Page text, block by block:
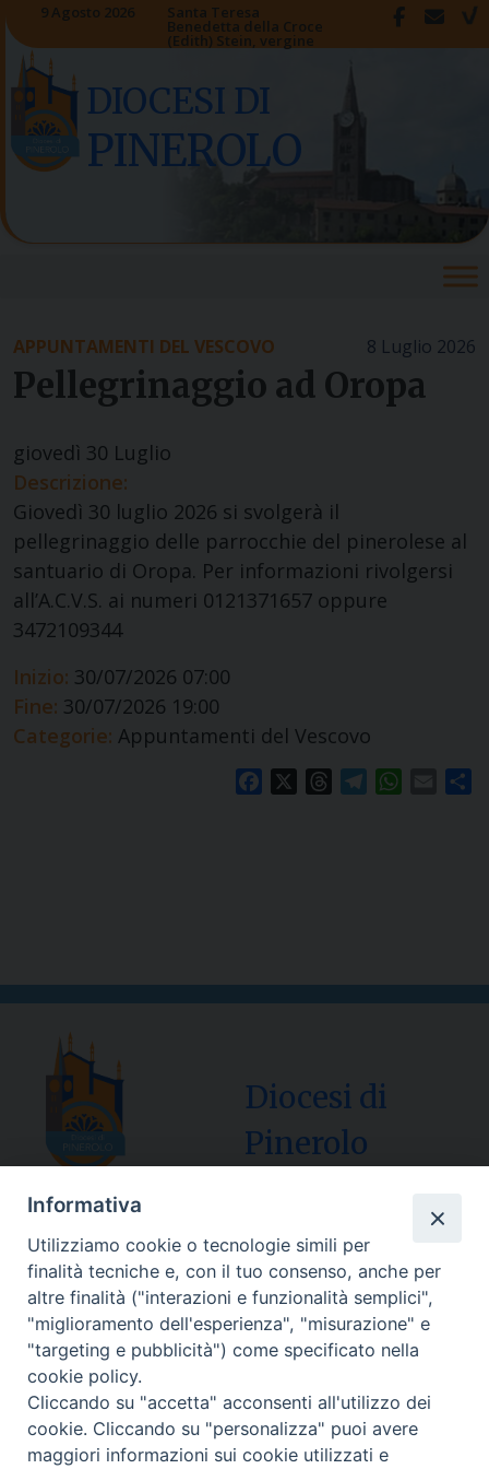
to
content
DIOCESI DI
PINEROLO
9 Agosto 2026 Santa Teresa
Benedetta della Croce
(Edith) Stein, vergine
8 Luglio 2026
APPUNTAMENTI DEL VESCOVO
Pellegrinaggio ad Oropa
giovedì 30 Luglio
Descrizione:
Giovedì 30 luglio 2026 si svolgerà il
pellegrinaggio delle parrocchie del pinerolese al
santuario di Oropa. Per informazioni rivolgersi
all’A.C.V.S. ai numeri 0121371657 oppure
3472109344
Inizio: 30/07/2026 07:00
Fine: 30/07/2026 19:00
Categorie: Appuntamenti del Vescovo
Facebook ThreadsTelegramWhatsApp
Email
Diocesi di
Pinerolo
Sede Curia:
Via Vescovado, 1 – 10064 Pinerolo
Segreteria Generale Centralino Tel: 0121.37.33.20
e-mail: centralino@diocesipinerolo.it
Orari e giorni di apertura:
Informativa
Utilizziamo cookie o tecnologie simili per
finalità tecniche e, con il tuo consenso, anche per
altre finalità ("interazioni e funzionalità semplici",
"miglioramento dell'esperienza", "misurazione" e
"targeting e pubblicità") come specificato nella
cookie policy.
Cliccando su "accetta" acconsenti all'utilizzo dei
cookie. Cliccando su "personalizza" puoi avere
maggiori informazioni sui cookie utilizzati e